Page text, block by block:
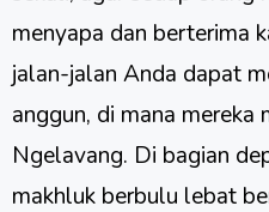
menyapa dan berterima
jalan-jalan Anda dapat
anggun, di mana mereka
Ngelavang. Di bagian
makhluk berbulu lebat